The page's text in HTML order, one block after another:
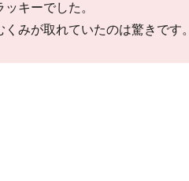
キーでした。
みが取れていたのは驚きです。